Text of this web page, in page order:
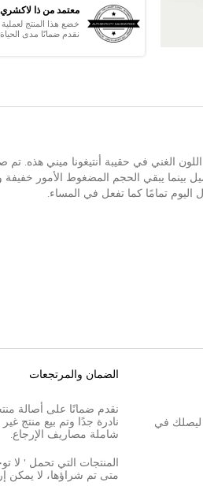
معتمد من ذا
خضع هذا المنتج
نقدم ضمانًا مدى
الغني في حقيبة أنتيغونا ميني هذه. تم
بينما يبقي الحجم المضغوط الأمور
اليوم تمامًا كما تفعل في المساء.
ليصلك في
الضمان والمرتجعات
شاملة مصاريف الإرجاع.
المنتجات التي تحمل ' لا
متى تم شراؤها، لا يمكن